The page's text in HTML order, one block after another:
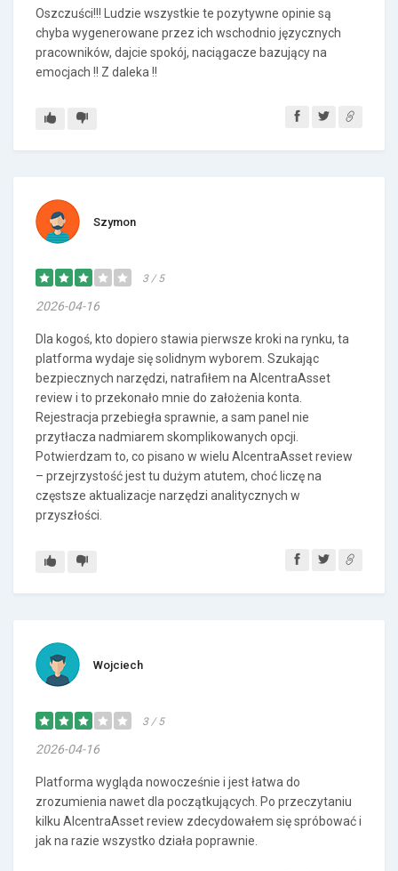
Oszczuści!!! Ludzie wszystkie te pozytywne opinie są
chyba wygenerowane przez ich wschodnio języcznych
pracowników, dajcie spokój, naciągacze bazujący na
emocjach !! Z daleka !!
Szymon
3 / 5
2026-04-16
Dla kogoś, kto dopiero stawia pierwsze kroki na rynku, ta
platforma wydaje się solidnym wyborem. Szukając
bezpiecznych narzędzi, natrafiłem na AlcentraAsset
review i to przekonało mnie do założenia konta.
Rejestracja przebiegła sprawnie, a sam panel nie
przytłacza nadmiarem skomplikowanych opcji.
Potwierdzam to, co pisano w wielu AlcentraAsset review
– przejrzystość jest tu dużym atutem, choć liczę na
częstsze aktualizacje narzędzi analitycznych w
przyszłości.
Wojciech
3 / 5
2026-04-16
Platforma wygląda nowocześnie i jest łatwa do
zrozumienia nawet dla początkujących. Po przeczytaniu
kilku AlcentraAsset review zdecydowałem się spróbować i
jak na razie wszystko działa poprawnie.